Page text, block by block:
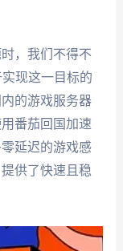
，我们不得不
现这一目标的
的游戏服务器
番茄回国加速
延迟的游戏感
供了快速且稳